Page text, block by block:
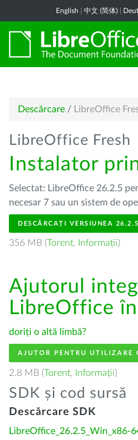
English 中文 (简体)
Descărcare / LibreOffice
LibreOffice Fresh
Instalator
Selectat: LibreOffice 26.2.5
necesar 7 sau un sistem de
DESCĂRCAȚI VERSIUNEA 26.2.5
356 MB (Torent, Informații)
Ajutorul
LibreOffice în
doriți o altă limbă?
AJUTOR PENTRU UTILIZARE
2.8 MB (Torent, Informații)
SDK și cod sursă
Descărcare SDK
LibreOffice_26.2.5_Win_x86-